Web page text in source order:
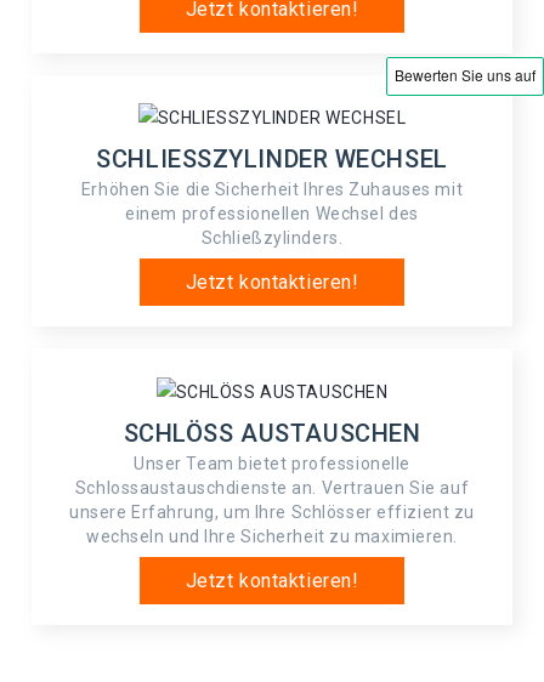
Jetzt kontaktieren!
SCHLIESSZYLINDER WECHSEL
Erhöhen Sie die Sicherheit Ihres Zuhauses mit
einem professionellen Wechsel des
Schließzylinders.
Jetzt kontaktieren!
SCHLÖSS AUSTAUSCHEN
Unser Team bietet professionelle
Schlossaustauschdienste an. Vertrauen Sie auf
unsere Erfahrung, um Ihre Schlösser effizient zu
wechseln und Ihre Sicherheit zu maximieren.
Jetzt kontaktieren!